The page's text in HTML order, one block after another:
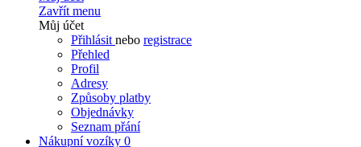
Přihlásit
Přehled
Profil
Adresy
Způsoby platby
Objednávky
Seznam přání
Nákupní vozíky0